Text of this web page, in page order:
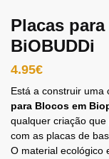
Placas
BiOBUDDi
4.95€
Está a construir uma
para Blocos em
qualquer criação
com as placas de
O material ecológico